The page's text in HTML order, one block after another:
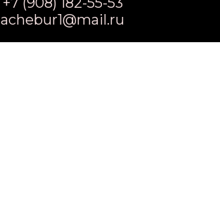
achebur1@mail.ru